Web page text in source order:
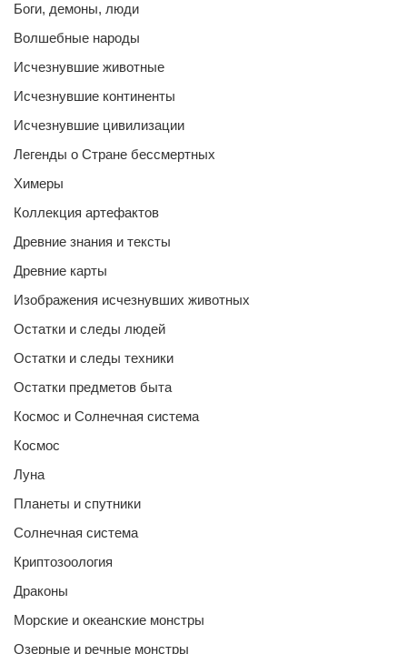
Боги, демоны, люди
Волшебные народы
Исчезнувшие животные
Исчезнувшие континенты
Исчезнувшие цивилизации
Легенды о Стране бессмертных
Химеры
Коллекция артефактов
Древние знания и тексты
Древние карты
Изображения исчезнувших животных
Остатки и следы людей
Остатки и следы техники
Остатки предметов быта
Космос и Солнечная система
Космос
Луна
Планеты и спутники
Солнечная система
Криптозоология
Драконы
Морские и океанские монстры
Озерные и речные монстры